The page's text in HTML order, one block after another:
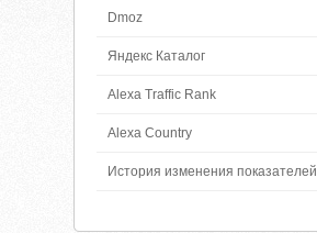
Dmoz
Яндекс Каталог
Alexa Traffic Rank
Alexa Country
История изменения показателей